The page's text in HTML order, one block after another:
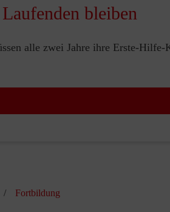
bleiben
alle zwei Jahre ihre Erste-
Fortbildung